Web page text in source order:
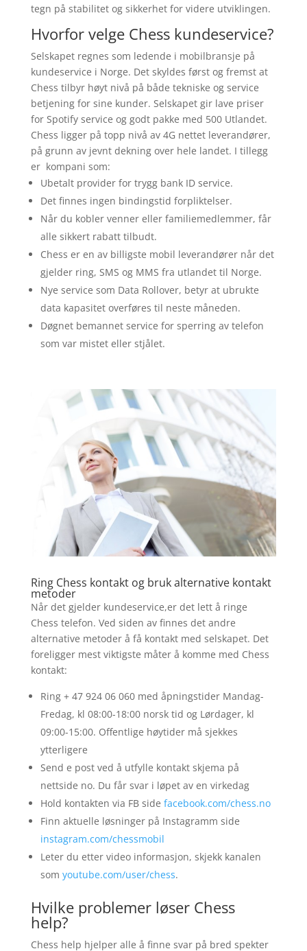
tegn på stabilitet og sikkerhet for videre utviklingen.
Hvorfor velge Chess kundeservice?
Selskapet regnes som ledende i mobilbransje på
kundeservice i Norge. Det skyldes først og fremst at
Chess tilbyr høyt nivå på både tekniske og service
betjening for sine kunder. Selskapet gir lave priser
for Spotify service og godt pakke med 500 Utlandet.
Chess ligger på topp nivå av 4G nettet leverandører,
på grunn av jevnt dekning over hele landet. I tillegg
er kompani som:
Ubetalt provider for trygg bank ID service.
Det finnes ingen bindingstid forpliktelser.
Når du kobler venner eller familiemedlemmer, får
alle sikkert rabatt tilbudt.
Chess er en av billigste mobil leverandører når det
gjelder ring, SMS og MMS fra utlandet til Norge.
Nye service som Data Rollover, betyr at ubrukte
data kapasitet overføres til neste måneden.
Døgnet bemannet service for sperring av telefon
som var mistet eller stjålet.
Ring Chess kontakt og bruk alternative kontakt
metoder
Når det gjelder kundeservice,er det lett å ringe
Chess telefon. Ved siden av finnes det andre
alternative metoder å få kontakt med selskapet. Det
foreligger mest viktigste måter å komme med Chess
kontakt:
Ring + 47 924 06 060 med åpningstider Mandag-
Fredag, kl 08:00-18:00 norsk tid og Lørdager, kl
09:00-15:00. Offentlige høytider må sjekkes
ytterligere
Send e post ved å utfylle kontakt skjema på
nettside no. Du får svar i løpet av en virkedag
Hold kontakten via FB side facebook.com/chess.no
Finn aktuelle løsninger på Instagramm side
instagram.com/chessmobil
Leter du etter video informasjon, skjekk kanalen
som youtube.com/user/chess.
Hvilke problemer løser Chess
help?
Chess help hjelper alle å finne svar på bred spekter